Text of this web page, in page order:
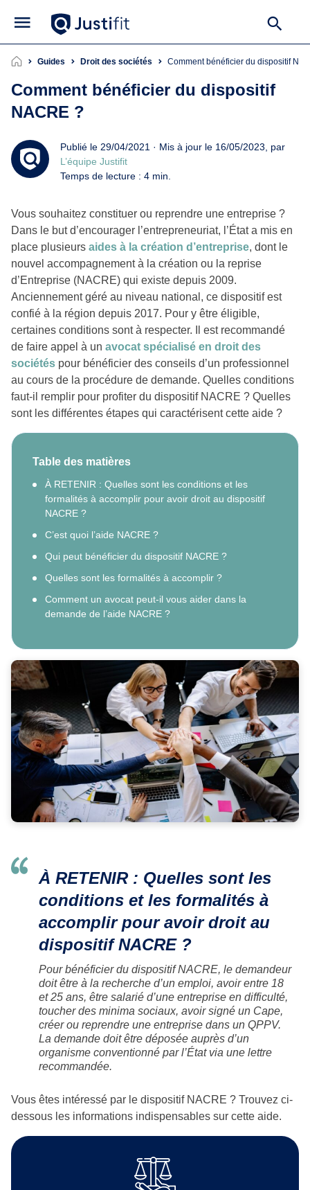
Guides Droit des sociétés Comment bénéficier du dispositif
Comment bénéficier du dispositif
NACRE ?
Publié le 29/04/2021 · Mis à jour le 16/05/2023, par
L’équipe Justifit
Temps de lecture : 4 min.
Vous souhaitez constituer ou reprendre une entreprise ?
Dans le but d’encourager l’entrepreneuriat, l’État a mis en
place plusieurs aides à la création d’entreprise, dont le
nouvel accompagnement à la création ou la reprise
d’Entreprise (NACRE) qui existe depuis 2009.
Anciennement géré au niveau national, ce dispositif est
confié à la région depuis 2017. Pour y être éligible,
certaines conditions sont à respecter. Il est recommandé
de faire appel à un avocat spécialisé en droit des
sociétés pour bénéficier des conseils d’un professionnel
au cours de la procédure de demande. Quelles conditions
faut-il remplir pour profiter du dispositif NACRE ? Quelles
sont les différentes étapes qui caractérisent cette aide ?
Table des matières
À RETENIR : Quelles sont les conditions et les
formalités à accomplir pour avoir droit au dispositif
NACRE ?
C’est quoi l’aide NACRE ?
Qui peut bénéficier du dispositif NACRE ?
Quelles sont les formalités à accomplir ?
Comment un avocat peut-il vous aider dans la
demande de l’aide NACRE ?
À RETENIR : Quelles sont les
conditions et les formalités à
accomplir pour avoir droit au
dispositif NACRE ?
Pour bénéficier du dispositif NACRE, le demandeur
doit être à la recherche d’un emploi, avoir entre 18
et 25 ans, être salarié d’une entreprise en difficulté,
toucher des minima sociaux, avoir signé un Cape,
créer ou reprendre une entreprise dans un QPPV.
La demande doit être déposée auprès d’un
organisme conventionné par l’État via une lettre
recommandée.
Vous êtes intéressé par le dispositif NACRE ? Trouvez ci-
dessous les informations indispensables sur cette aide.